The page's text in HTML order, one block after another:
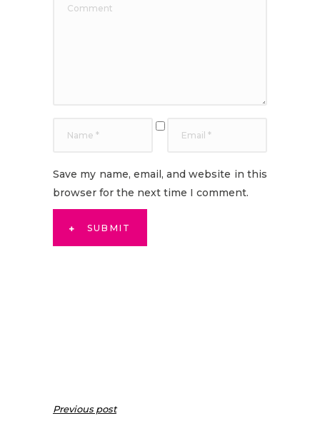
Save my name, email, and website in this
browser for the next time I comment.
SUBMIT
Previous post